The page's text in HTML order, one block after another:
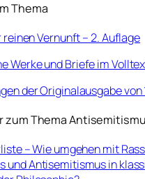
Thema
reinen Vernunft – 2. Auflage
Werke und Briefe im
der Originalausgabe von
zum Thema
– Wie umgehen mit
und Antisemitismus in